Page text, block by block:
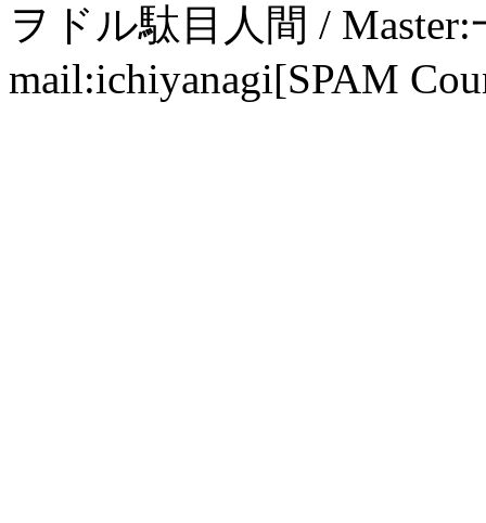
ヲドル駄目人間 /
mail:ichiyanagi[SPAM